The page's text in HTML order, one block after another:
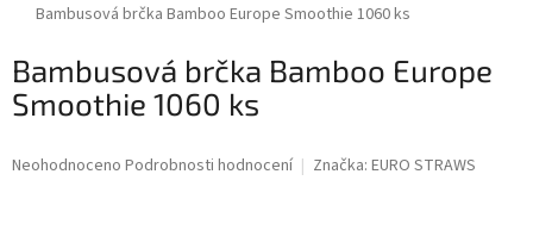
Bambusová brčka Bamboo Europe Smoothie 1060 ks
Bambusová brčka Bamboo Europe
Smoothie 1060 ks
Průměrné
Neohodnoceno Podrobnosti hodnocení Značka: EURO STRAWS